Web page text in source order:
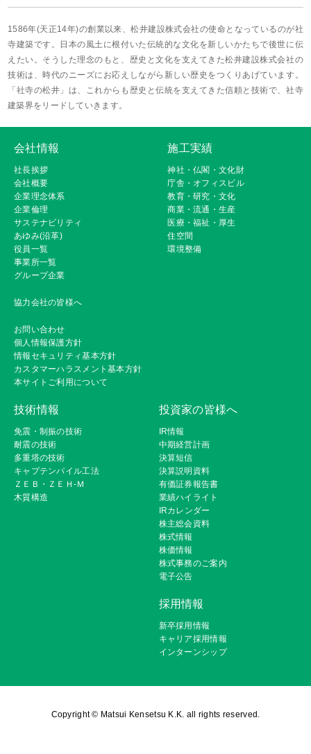
1586年(天正14年)の創業以来、松井建設株式会社の使命となっているのが社
寺建築です。日本の風土に根付いた伝統的な文化を新しいかたちで後世に伝
えたい。そうした理念のもと、歴史と文化を支えてきた松井建設株式会社の
技術は、時代のニーズにお応えしながら新しい歴史をつくりあげています。
「社寺の松井」は、これからも歴史と伝統を支えてきた信頼と技術で、社寺
建築界をリードしていきます。
会社情報
社長挨拶
会社概要
企業理念体系
企業倫理
サステナビリティ
あゆみ(沿革)
役員一覧
事業所一覧
グループ企業
協力会社の皆様へ
お問い合わせ
個人情報保護方針
情報セキュリティ基本方針
カスタマーハラスメント基本方針
本サイトご利用について
施工実績
神社・仏閣・文化財
庁舎・オフィスビル
教育・研究・文化
商業・流通・生産
医療・福祉・厚生
住空間
環境整備
技術情報
免震・制振の技術
耐震の技術
多重塔の技術
キャプテンパイル工法
ＺＥＢ・ＺＥＨ-Ｍ
木質構造
投資家の皆様へ
IR情報
中期経営計画
決算短信
決算説明資料
有価証券報告書
業績ハイライト
IRカレンダー
株主総会資料
株式情報
株価情報
株式事務のご案内
電子公告
採用情報
新卒採用情報
キャリア採用情報
インターンシップ
Copyright © Matsui Kensetsu K.K. all rights reserved.